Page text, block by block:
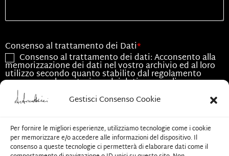
Gestisci Consenso Cookie
Per fornire le migliori esperienze, utilizziamo tecnologie come i cookie
per memorizzare e/o accedere alle informazioni del dispositivo. Il
consenso a queste tecnologie ci permetterà di elaborare dati come il
Consenso al trattamento dei Dati*
Consenso al trattamento dei dati: Acconsento alla
memorizzazione dei dati nel vostro archivio ed al loro
utilizzo secondo quanto stabilito dal regolamento
europeo per la protezione dei dati personali n.
679/2016, GDPR.
Acconsento all'utilizzo dei dati esclusivamente per
le finalità associate alla presente richiesta